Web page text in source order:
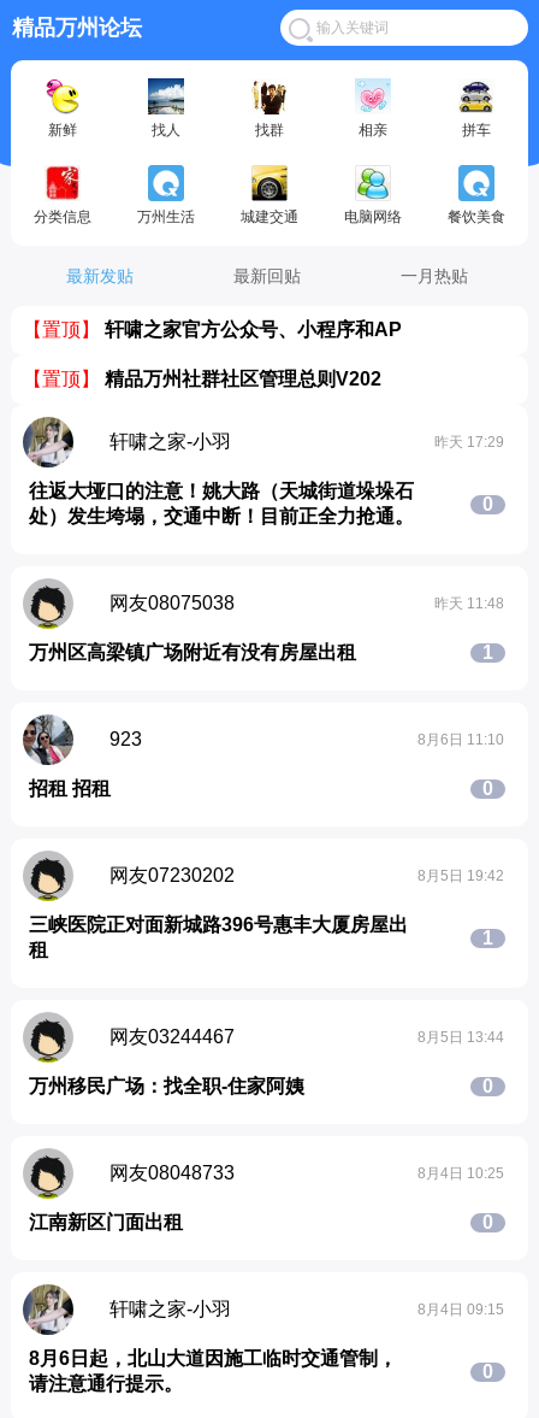
精品万州论坛
新鲜 找人 找群 相亲 拼车
分类信息 万州生活 城建交通 电脑网络 餐饮美食
最新发贴 最新回贴 一月热贴
【置顶】 轩啸之家官方公众号、小程序和AP
【置顶】 精品万州社群社区管理总则V202
轩啸之家-小羽 昨天 17:29
往返大垭口的注意！姚大路（天城街道垛垛石
处）发生垮塌，交通中断！目前正全力抢通。
0
网友08075038 昨天 11:48
万州区高梁镇广场附近有没有房屋出租 1
923 8月6日 11:10
招租 招租 0
网友07230202 8月5日 19:42
三峡医院正对面新城路396号惠丰大厦房屋出
租
1
网友03244467 8月5日 13:44
万州移民广场：找全职-住家阿姨 0
网友08048733 8月4日 10:25
江南新区门面出租 0
轩啸之家-小羽 8月4日 09:15
8月6日起，北山大道因施工临时交通管制，
请注意通行提示。
0